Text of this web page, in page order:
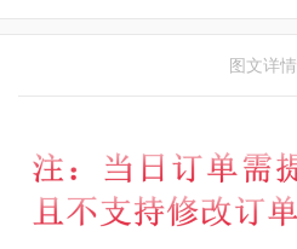
图文详情